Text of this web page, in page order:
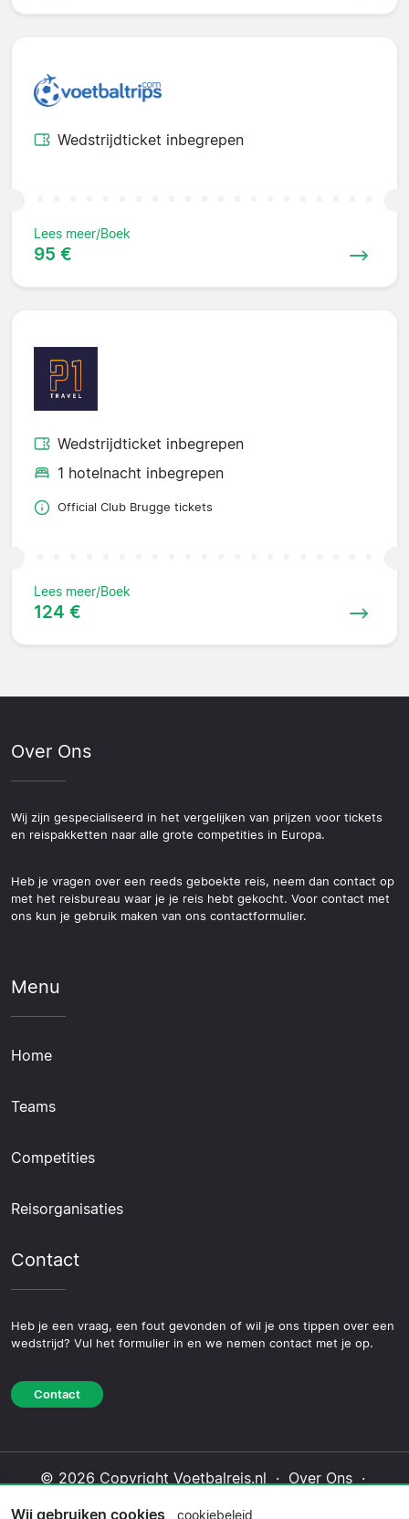
Wedstrijdticket inbegrepen
Lees meer/Boek
95 €
Wedstrijdticket inbegrepen
1 hotelnacht inbegrepen
Official Club Brugge tickets
Lees meer/Boek
124 €
Over Ons
Wij zijn gespecialiseerd in het vergelijken van prijzen voor tickets
en reispakketten naar alle grote competities in Europa.
Heb je vragen over een reeds geboekte reis, neem dan contact op
met het reisbureau waar je je reis hebt gekocht. Voor contact met
ons kun je gebruik maken van ons contactformulier.
Menu
Home
Teams
Competities
Reisorganisaties
Contact
Heb je een vraag, een fout gevonden of wil je ons tippen over een
wedstrijd? Vul het formulier in en we nemen contact met je op.
Contact
© 2026 Copyright Voetbalreis.nl · Over Ons·
Wij gebruiken cookies cookiebeleid